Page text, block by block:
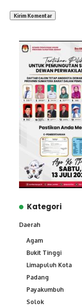
Kategori
Daerah
Agam
Bukit Tinggi
Limapuluh Kota
Padang
Payakumbuh
Solok